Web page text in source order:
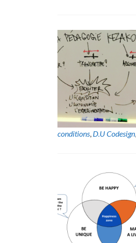
conditions, D.U Codesign,